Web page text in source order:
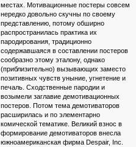
местах. Мотивационные постеры совсем
нередко довольно скучны по своему
представлению, потому обширно
распространилась практика их
пародирования, традиционно
содержавшаяся в составлении постеров
сообразно этому эталону, однако
(приблизительно) вызывающих заместо
позитивных чувств уныние, угнетение и
печаль. Сходственные пародии и
возымели заглавие демотивационных
постеров. Потом тема демотиваторов
расширилась и по элементарно
комической тематике. Великий взнос в
формирование демотиваторов внесла
южноамериканская фирма Despair, Inc.